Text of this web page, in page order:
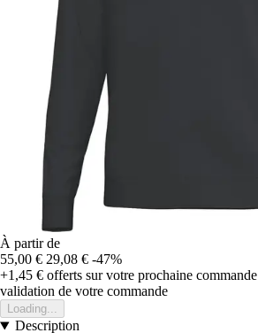
À partir de
55,00 € 29,08 € -47%
+1,45 € offerts sur votre prochaine commande
validation de votre commande
Loading...
Description